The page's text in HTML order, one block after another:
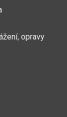
opravy